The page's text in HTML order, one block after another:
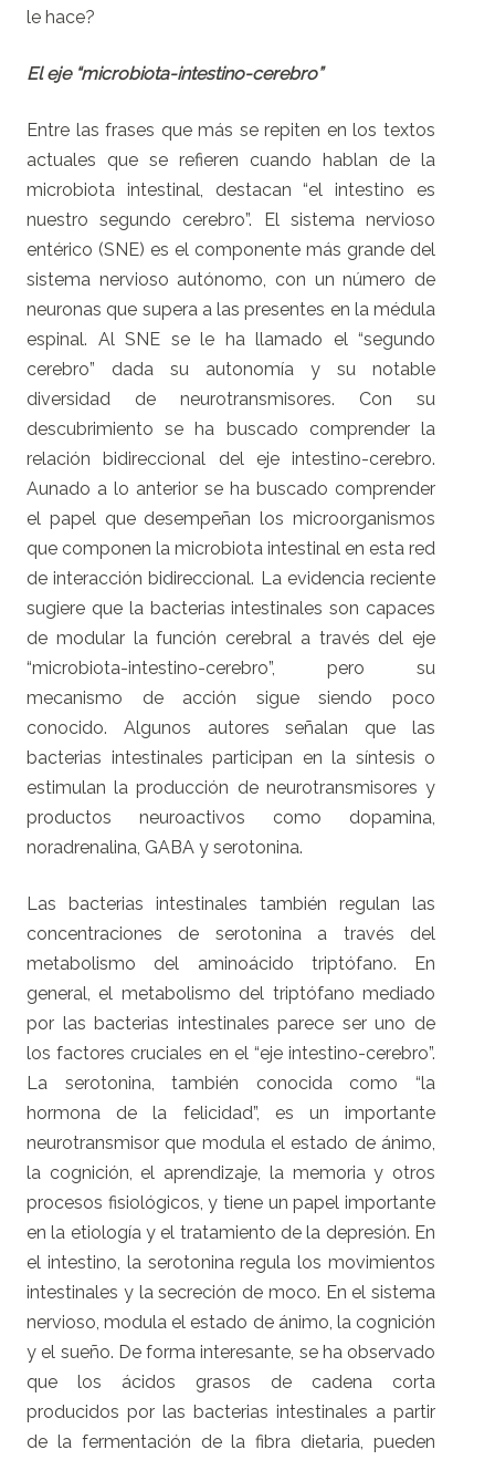
le hace?
El eje “microbiota-intestino-cerebro”
Entre las frases que más se repiten en los textos
actuales que se refieren cuando hablan de la
microbiota intestinal, destacan “el intestino es
nuestro segundo cerebro”. El sistema nervioso
entérico (SNE) es el componente más grande del
sistema nervioso autónomo, con un número de
neuronas que supera a las presentes en la médula
espinal. Al SNE se le ha llamado el “segundo
cerebro” dada su autonomía y su notable
diversidad de neurotransmisores. Con su
descubrimiento se ha buscado comprender la
relación bidireccional del eje intestino-cerebro.
Aunado a lo anterior se ha buscado comprender
el papel que desempeñan los microorganismos
que componen la microbiota intestinal en esta red
de interacción bidireccional. La evidencia reciente
sugiere que la bacterias intestinales son capaces
de modular la función cerebral a través del eje
“microbiota-intestino-cerebro”, pero su
mecanismo de acción sigue siendo poco
conocido. Algunos autores señalan que las
bacterias intestinales participan en la síntesis o
estimulan la producción de neurotransmisores y
productos neuroactivos como dopamina,
noradrenalina, GABA y serotonina.
Las bacterias intestinales también regulan las
concentraciones de serotonina a través del
metabolismo del aminoácido triptófano. En
general, el metabolismo del triptófano mediado
por las bacterias intestinales parece ser uno de
los factores cruciales en el “eje intestino-cerebro”.
La serotonina, también conocida como “la
hormona de la felicidad”, es un importante
neurotransmisor que modula el estado de ánimo,
la cognición, el aprendizaje, la memoria y otros
procesos fisiológicos, y tiene un papel importante
en la etiología y el tratamiento de la depresión. En
el intestino, la serotonina regula los movimientos
intestinales y la secreción de moco. En el sistema
nervioso, modula el estado de ánimo, la cognición
y el sueño. De forma interesante, se ha observado
que los ácidos grasos de cadena corta
producidos por las bacterias intestinales a partir
de la fermentación de la fibra dietaria, pueden